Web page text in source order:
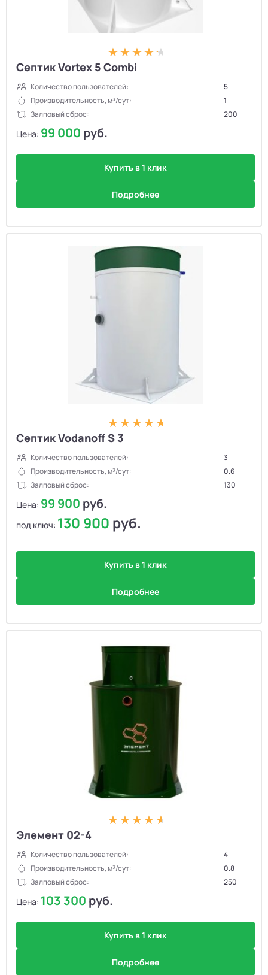
Септик Vortex 5 Combi
Количество пользователей:
5
Производительность, м³/сут:
1
Залповый сброс:
200
Цена: 99 000 руб.
Купить в 1 клик
Подробнее
Септик Vodanoff S 3
Количество пользователей:
3
Производительность, м³/сут:
0.6
Залповый сброс:
130
Цена: 99 900 руб.
под ключ: 130 900 руб.
Купить в 1 клик
Подробнее
Элемент 02-4
Количество пользователей:
4
Производительность, м³/сут:
0.8
Залповый сброс:
250
Цена: 103 300 руб.
Купить в 1 клик
Подробнее